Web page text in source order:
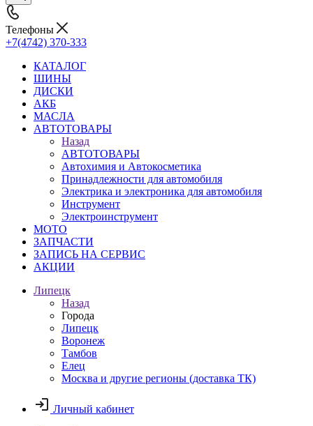
Телефоны
+7(4742) 370-333
КАТАЛОГ
ШИНЫ
ДИСКИ
АКБ
МАСЛА
АВТОТОВАРЫ
Назад
АВТОТОВАРЫ
Автохимия и Автокосметика
Принадлежности для автомобиля
Электрика и электроника для автомобиля
Инструмент
Электроинструмент
МОТО
ЗАПЧАСТИ
ЗАПИСЬ НА СЕРВИС
АКЦИИ
Липецк
Назад
Города
Липецк
Воронеж
Тамбов
Елец
Москва и другие регионы (доставка ТК)
Личный кабинет